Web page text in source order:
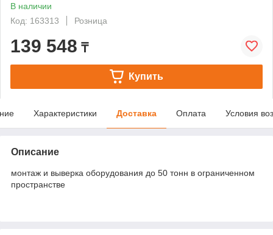
В наличии
Код: 163313
Розница
139 548 ₸
Купить
Характеристики Доставка Оплата Условия
Описание
монтаж и выверка оборудования до 50 тонн в ограниченном
пространстве